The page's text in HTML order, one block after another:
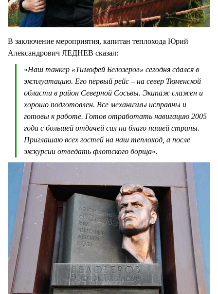
В заключение мероприятия, капитан теплохода Юрий
Александрович ЛЕДНЕВ сказал:
«Наш танкер «Тимофей Белозеров» сегодня сдался в
эксплуатацию. Его первый рейс – на север Тюменской
области в район Северной Сосьвы. Экипаж слажен и
хорошо подготовлен. Все механизмы исправны и
готовы к работе. Готов отработать навигацию 2005
года с большей отдачей сил на благо нашей страны.
Приглашаю всех гостей на наш теплоход, а после
экскурсии отведать флотского борща».